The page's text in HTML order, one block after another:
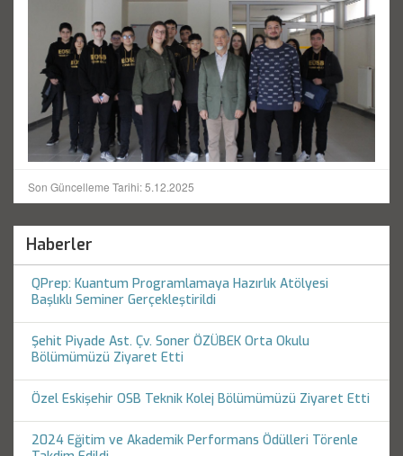
Son Güncelleme Tarihi: 5.12.2025
Haberler
QPrep: Kuantum Programlamaya Hazırlık Atölyesi
Başlıklı Seminer Gerçekleştirildi
Şehit Piyade Ast. Çv. Soner ÖZÜBEK Orta Okulu
Bölümümüzü Ziyaret Etti
Özel Eskişehir OSB Teknik Kolej Bölümümüzü Ziyaret Etti
2024 Eğitim ve Akademik Performans Ödülleri Törenle